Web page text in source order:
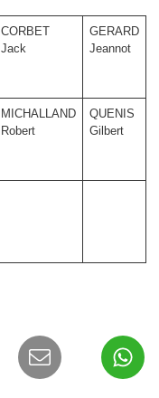
CORBET
Jack
GERARD
Jeannot
MICHALLAND
Robert
QUENIS
Gilbert